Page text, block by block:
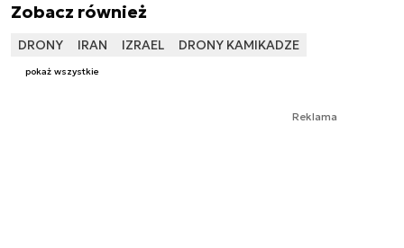
Zobacz również
DRONY IRAN IZRAEL DRONY KAMIKADZE
pokaż wszystkie
Reklama